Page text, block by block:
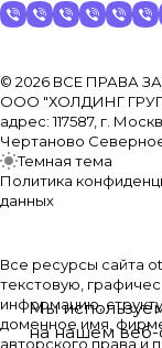
© 2026 ВСЕ ПРАВА
ООО "ХОЛДИНГ
адрес: 117587, г.
Чертаново
Темная тема
Политика
данных
Все ресурсы сайта
текстовую,
информацию,
доменное имя,
авторского права и
Мы
на нашем веб-